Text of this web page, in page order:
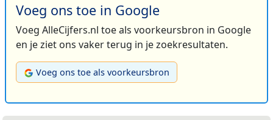
Voeg ons toe in Google
Voeg AlleCijfers.nl toe als voorkeursbron in Google
en je ziet ons vaker terug in je zoekresultaten.
Voeg ons toe als voorkeursbron